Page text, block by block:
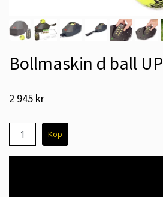
Bollmaskin d ball UP
2 945 kr